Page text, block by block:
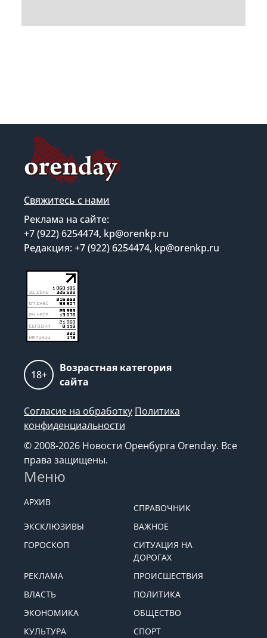
Свяжитесь с нами
Реклама на сайте:
+7 (922) 6254474, kp@orenkp.ru
Редакция: +7 (922) 6254474, kp@orenkp.ru
18+
Возрастная категория
сайта
Согласие на обработку Политика
конфиденциальности
© 2008-2026 Новости Оренбурга Orenday. Все
права защищены.
Меню
АРХИВ
СПРАВОЧНИК
ЭКСКЛЮЗИВЫ
ВАЖНОЕ
ГОРОСКОП
СИТУАЦИЯ НА
ДОРОГАХ
РЕКЛАМА
ПРОИСШЕСТВИЯ
ВЛАСТЬ
ПОЛИТИКА
ЭКОНОМИКА
ОБЩЕСТВО
КУЛЬТУРА
СПОРТ